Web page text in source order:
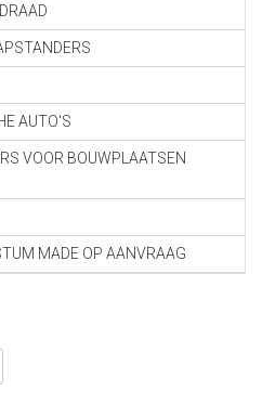
AUTO'S
VOOR BOUWPLAATSEN
MADE OP AANVRAAG